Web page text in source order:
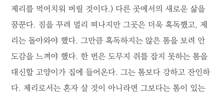
제리를 먹어치워 버릴 것이다.) 다른 곳에서의 새로운 삶을
꿈꾼다. 짐을 꾸려 멀리 떠나지만 그곳은 더욱 혹독했고, 제
리는 돌아와야 했다. 그만큼 혹독하지는 않은 톰을 보려 안
도감을 느껴야 했다. 한 번은 도무지 쥐를 잡지 못하는 톰을
대신할 고양이가 집에 들어온다. 그는 톰보다 강하고 잔인하
다. 제리로서는 혼자 살 것이 아니라면 그보다는 톰이 있는